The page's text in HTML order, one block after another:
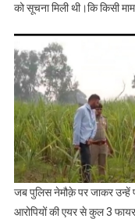
को सूचना मिली थी।कि किसी
जब पुलिस नेमौक़े पर जाकर उन्हें
आरोपियों की एयर से कुल 3